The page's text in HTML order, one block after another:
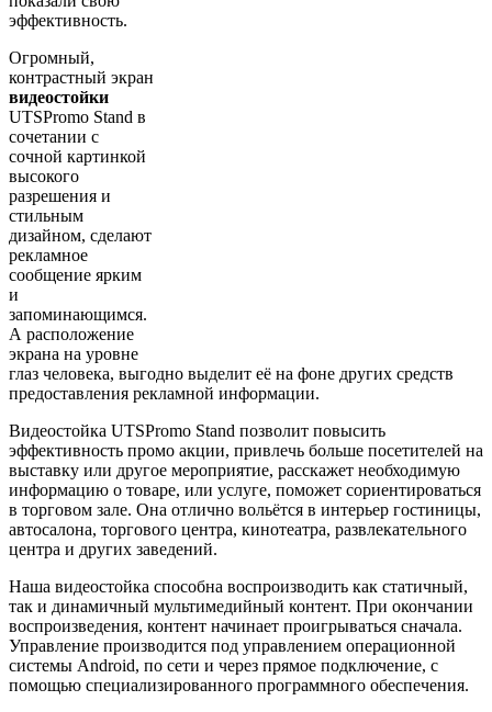
эффективность.
Огромный,
контрастный экран
видеостойки
UTSPromo Stand в
сочетании с
сочной картинкой
высокого
разрешения и
стильным
дизайном, сделают
рекламное
сообщение ярким
и
запоминающимся.
А расположение
экрана на уровне
глаз человека, выгодно выделит её на фоне других средств
предоставления рекламной информации.
Видеостойка UTSPromo Stand позволит повысить
эффективность промо акции, привлечь больше посетителей на
выставку или другое мероприятие, расскажет необходимую
информацию о товаре, или услуге, поможет сориентироваться
в торговом зале. Она отлично вольётся в интерьер гостиницы,
автосалона, торгового центра, кинотеатра, развлекательного
центра и других заведений.
Наша видеостойка способна воспроизводить как статичный,
так и динамичный мультимедийный контент. При окончании
воспроизведения, контент начинает проигрываться сначала.
Управление производится под управлением операционной
системы Android, по сети и через прямое подключение, с
помощью специализированного программного обеспечения.